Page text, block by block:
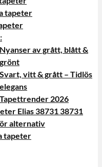
tapeter
Nyanser av grått, blått &
grönt
Svart, vitt & grått – Tidlös
elegans
Tapettrender 2026
tapeter